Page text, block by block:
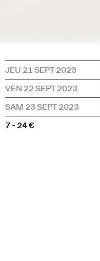
JEU 21 SEPT 2023
VEN 22 SEPT 2023
SAM 23 SEPT 2023
7 - 24 €